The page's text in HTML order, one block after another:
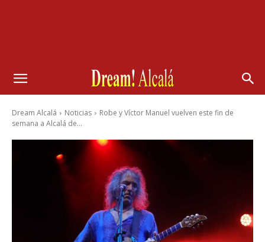
Dream Alcalá Noticias
Robe y Víctor Manuel vuelven este fin de
semana a Alcalá de...